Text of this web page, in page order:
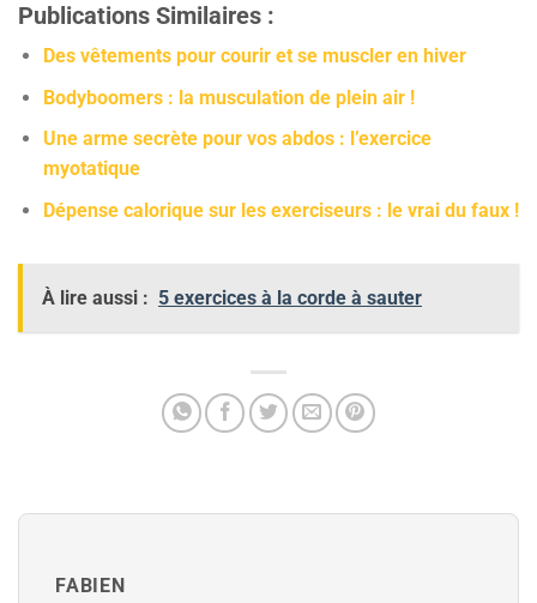
Publications Similaires :
Des vêtements pour courir et se muscler en hiver
Bodyboomers : la musculation de plein air !
Une arme secrète pour vos abdos : l’exercice
myotatique
Dépense calorique sur les exerciseurs : le vrai du faux !
À lire aussi : 5 exercices à la corde à sauter
FABIEN